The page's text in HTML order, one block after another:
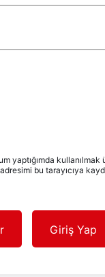
yaptığımda kullanılmak
bu tarayıcıya
Giriş Yap